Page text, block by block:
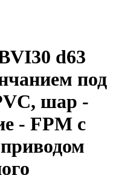
d63
под
шар -
- FPM с